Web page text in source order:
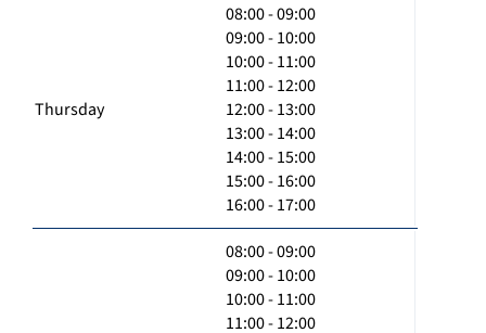
Thursday
08:00 - 09:00
09:00 - 10:00
10:00 - 11:00
11:00 - 12:00
12:00 - 13:00
13:00 - 14:00
14:00 - 15:00
15:00 - 16:00
16:00 - 17:00
08:00 - 09:00
09:00 - 10:00
10:00 - 11:00
11:00 - 12:00